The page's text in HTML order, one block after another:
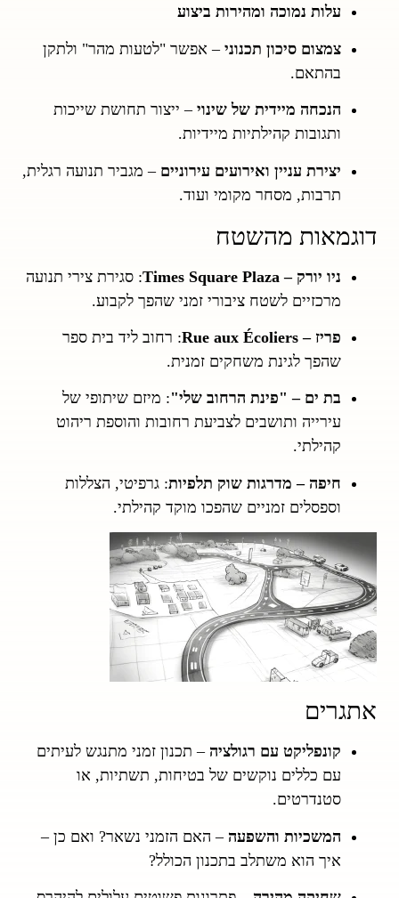
עלות נמוכה ומהירות ביצוע
צמצום סיכון תכנוני – אפשר "לטעות מהר" ולתקן
בהתאם.
הנכחה מיידית של שינוי – ייצור תחושת שייכות
ותגובות קהילתיות מיידיות.
יצירת עניין ואירועים עירוניים – מגביר תנועה רגלית,
תרבות, מסחר מקומי ועוד.
דוגמאות מהשטח
ניו יורק – Times Square Plaza
: סגירת צירי תנועה
מרכזיים לשטח ציבורי זמני שהפך לקבוע.
פריז – Rue aux Écoliers
: רחוב ליד בית ספר
שהפך לגינת משחקים זמנית.
בת ים – "פינת הרחוב שלי": מיזם שיתופי של
עירייה ותושבים לצביעת רחובות והוספת ריהוט
קהילתי.
חיפה – מדרגות שוק תלפיות: גרפיטי, הצללות
וספסלים זמניים שהפכו מוקד קהילתי.
אתגרים
קונפליקט עם רגולציה – תכנון זמני מתנגש לעיתים
עם כללים נוקשים של בטיחות, תשתיות, או
סטנדרטים.
המשכיות והשפעה – האם הזמני נשאר? ואם כן –
איך הוא משתלב בתכנון הכולל?